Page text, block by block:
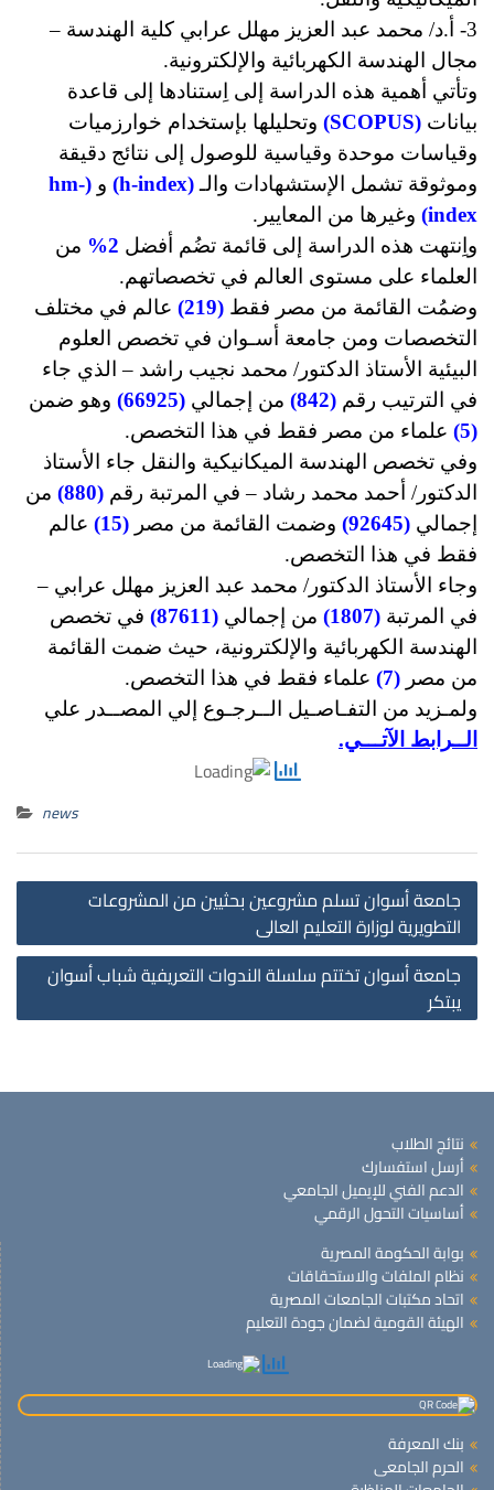
3- أ.د/ محمد عبد العزيز مهلل عرابي كلية الهندسة –
مجال الهندسة الكهربائية والإلكترونية.
وتأتي أهمية هذه الدراسة إلى اِستنادها إلى قاعدة
بيانات (SCOPUS)
وتحليلها بإستخدام خوارزميات
وقياسات موحدة وقياسية للوصول إلى نتائج دقيقة
وموثوقة تشمل الإستشهادات والـ(h-index) و (hm-
index) وغيرها من المعايير.
واِنتهت هذه الدراسة إلى قائمة تضُم أفضل 2%
من
العلماء على مستوى العالم في تخصصاتهم.
وضمُت القائمة من مصر فقط (219)
عالم في مختلف
التخصصات ومن جامعة أسـوان في تخصص العلوم
البيئية الأستاذ الدكتور/ محمد نجيب راشد – الذي جاء
في الترتيب رقم (842) من إجمالي (66925)
وهو ضمن
(5)
علماء من مصر فقط في هذا التخصص.
وفي تخصص الهندسة الميكانيكية والنقل جاء الأستاذ
الدكتور/ أحمد محمد رشاد – في المرتبة رقم (880)
من
إجمالي (92645) وضمت القائمة من مصر (15)
عالم
فقط في هذا التخصص.
وجاء الأستاذ الدكتور/ محمد عبد العزيز مهلل عرابي –
في المرتبة (1807) من إجمالي (87611)
في تخصص
الهندسة الكهربائية والإلكترونية، حيث ضمت القائمة
من مصر (7)
علماء فقط في هذا التخصص.
ولمـزيد من التفـاصـيل الــرجـوع إلي المصــدر علي
الــرابط الآتـــي.
news
جامعة أسوان تسلم مشروعين بحثيين من المشروعات
التطويرية لوزارة التعليم العالى
جامعة أسوان تختتم سلسلة الندوات التعريفية شباب أسوان
يبتكر
نتائج الطلاب
أرسل استفسارك
الدعم الفني للإيميل الجامعي
أساسيات التحول الرقمي
بوابة الحكومة المصرية
نظام الملفات والاستحقاقات
اتحاد مكتبات الجامعات المصرية
الهيئة القومية لضمان جودة التعليم
بنك المعرفة
الحرم الجامعى